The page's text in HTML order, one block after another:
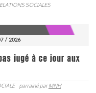
SOCIALES
/ 2026
jugé à ce jour aux
parrainé parMNH